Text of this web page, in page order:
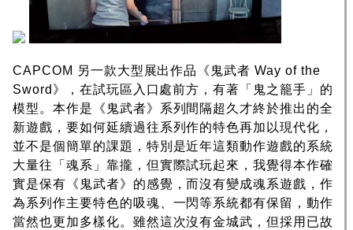
CAPCOM 另一款大型展出作品《鬼武者 Way of the
Sword》，在試玩區入口處前方，有著「鬼之籠手」的
模型。本作是《鬼武者》系列間隔超久才終於推出的全
新遊戲，要如何延續過往系列作的特色再加以現代化，
並不是個簡單的課題，特別是近年這類動作遊戲的系統
大量往「魂系」靠攏，但實際試玩起來，我覺得本作確
實是保有《鬼武者》的感覺，而沒有變成魂系遊戲，作
為系列作主要特色的吸魂、一閃等系統都有保留，動作
當然也更加多樣化。雖然這次沒有金城武，但採用已故